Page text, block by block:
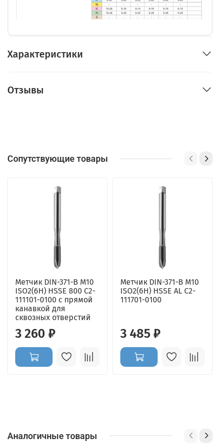
Характеристики
Отзывы
Сопутствующие товары
Метчик DIN-371-B M10
ISO2(6H) HSSE 800 C2-
111101-0100 с прямой
канавкой для
сквозных отверстий
3 260 ₽
Метчик DIN-371-B M10
ISO2(6H) HSSE AL C2-
111701-0100
3 485 ₽
Аналогичные товары